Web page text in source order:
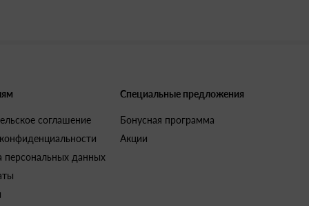
соглашение
персональных данных
Специальные предложения
Бонусная программа
Акции